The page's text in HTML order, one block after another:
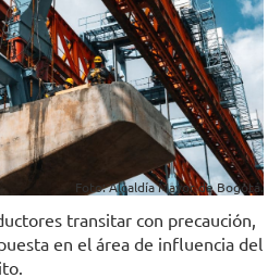
Foto: Alcaldía Mayor de Bogotá.
transitar con precaución,
en el área de influencia del